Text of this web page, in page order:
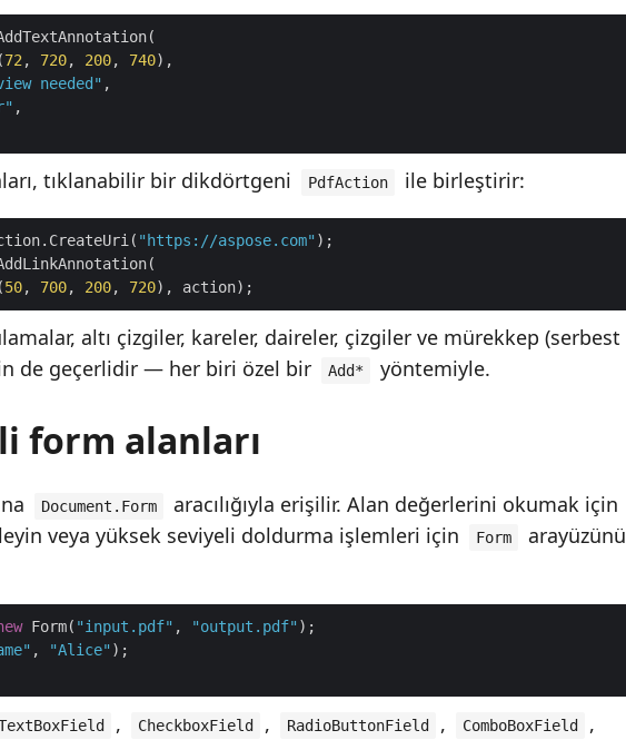
72 , 720, 200, 740
needed"
tıklanabilir bir dikdörtgeni PdfAction ile birleştirir:
"https://aspose.com"
50, 700, 200, 720
altı çizgiler, kareler, daireler, çizgiler ve mürekkep (serbest
de geçerlidir — her biri özel bir
Add* yöntemiyle.
form alanları
Document.Form aracılığıyla erişilir. Alan değerlerini okumak için
veya yüksek seviyeli doldurma işlemleri için Form
arayüzünü
Form( "input.pdf" , "output.pdf"
, "Alice"
, CheckboxField , RadioButtonField , ComboBoxField ,